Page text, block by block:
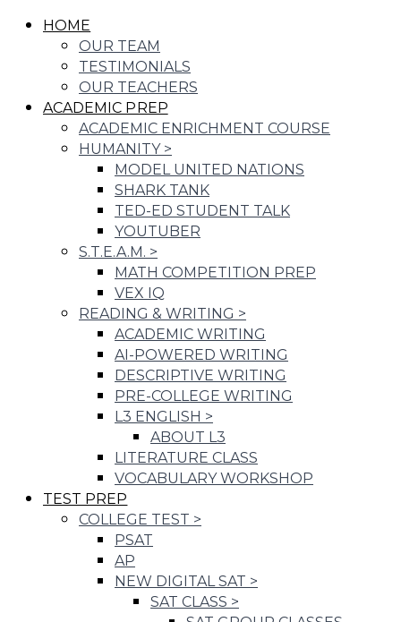
HOME
OUR TEAM
TESTIMONIALS
OUR TEACHERS
ACADEMIC PREP
ACADEMIC ENRICHMENT COURSE
HUMANITY >
MODEL UNITED NATIONS
SHARK TANK
TED-ED STUDENT TALK
YOUTUBER
S.T.E.A.M. >
MATH COMPETITION PREP
VEX IQ
READING & WRITING >
ACADEMIC WRITING
AI-POWERED WRITING
DESCRIPTIVE WRITING
PRE-COLLEGE WRITING
L3 ENGLISH >
ABOUT L3
LITERATURE CLASS
VOCABULARY WORKSHOP
TEST PREP
COLLEGE TEST >
PSAT
AP
NEW DIGITAL SAT >
SAT CLASS >